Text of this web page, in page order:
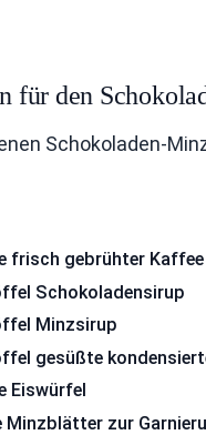
für den
Schokoladen-
frisch gebrühter
Schokoladensirup
Minzsirup
gesüßte
Eiswürfel
Minzblätter zur